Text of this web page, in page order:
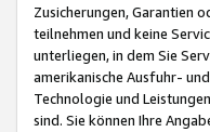
Zusicherungen, Garantien
teilnehmen und keine
unterliegen, in dem Sie
amerikanische Ausfuhr-
Technologie und
sind. Sie können Ihre